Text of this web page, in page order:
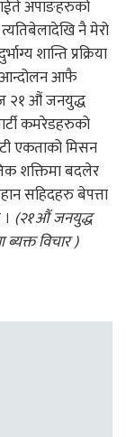
अपाङहरुको
नै मेरो
शान्ति प्रक्रिया
आन्दोलन आफै
२१ औं जनयुद्ध
कमरेडहरुको
एकताको मिसन
शक्तिमा बदलेर
सहिदहरु बेपत्ता
(२१औं जनयुद्ध
ब्यक्त विचार )